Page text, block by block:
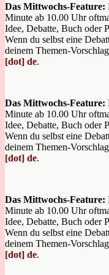
Das Mittwochs-Feature:
Minute ab 10.00 Uhr
Idee, Debatte, Buch oder
Wenn du selbst eine
deinem Themen-
[dot] de.
Das Mittwochs-Feature:
Minute ab 10.00 Uhr
Idee, Debatte, Buch oder
Wenn du selbst eine
deinem Themen-
[dot] de.
Das Mittwochs-Feature:
Minute ab 10.00 Uhr
Idee, Debatte, Buch oder
Wenn du selbst eine
deinem Themen-
[dot] de.